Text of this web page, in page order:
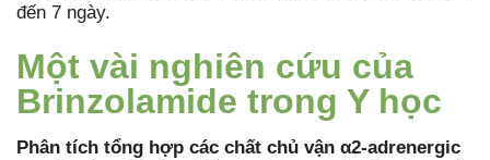
đến 7 ngày.
Một vài nghiên cứu của
Brinzolamide trong Y học
Phân tích tổng hợp các chất chủ vận α2-adrenergic